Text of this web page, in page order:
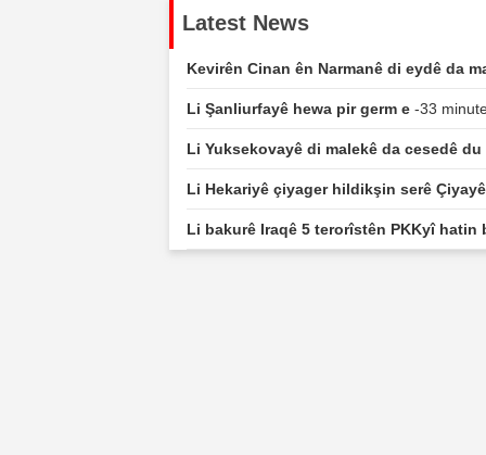
Latest News
Kevirên Cinan ên Narmanê di eydê da
Li Şanliurfayê hewa pir germ e -33
Li Yuksekovayê di malekê da cesedê
Li Hekariyê çiyager hildikşin serê
Li bakurê Iraqê 5 terorîstên PKKyî